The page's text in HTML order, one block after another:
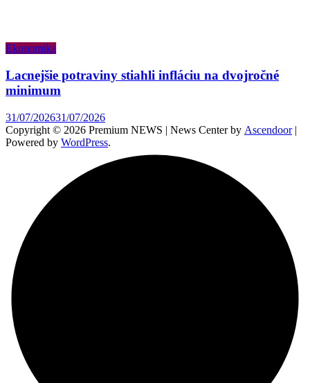
Ekonomika
Lacnejšie potraviny stiahli infláciu na dvojročné
minimum
31/07/202631/07/2026
Copyright © 2026 Premium NEWS | News Center by Ascendoor|
Powered by WordPress.